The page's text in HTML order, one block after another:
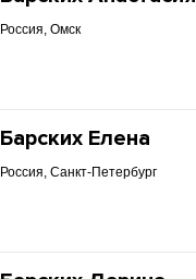
Россия, Омск
Барских Елена
Россия, Санкт-Петербург